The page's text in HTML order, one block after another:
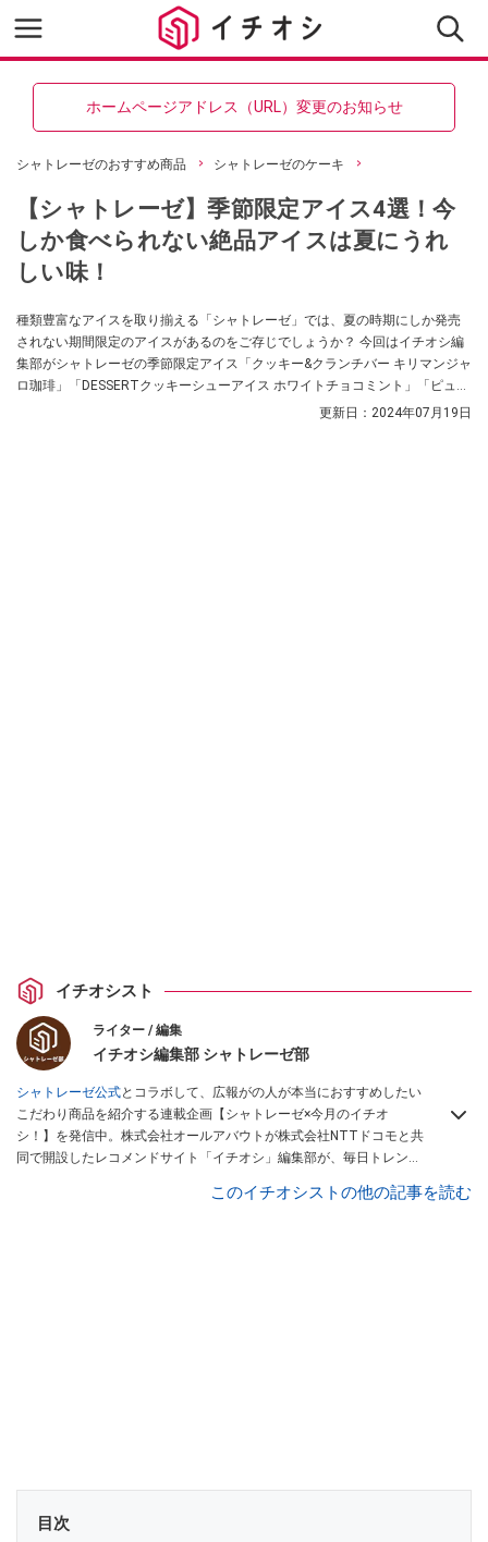
ホームページアドレス（URL）変更のお知らせ
シャトレーゼのおすすめ商品 シャトレーゼのケーキ
【シャトレーゼ】季節限定アイス4選！今
しか食べられない絶品アイスは夏にうれ
しい味！
種類豊富なアイスを取り揃える「シャトレーゼ」では、夏の時期にしか発売
されない期間限定のアイスがあるのをご存じでしょうか？ 今回はイチオシ編
集部がシャトレーゼの季節限定アイス「クッキー&クランチバー キリマンジャ
ロ珈琲」「DESSERTクッキーシューアイス ホワイトチョコミント」「ピュル
テ 瀬戸内レモン＆ ホワイトチョコ レモンチップ入り」「キャンディーチョコ
更新日： 2024年07月19日
イチオシスト
ライター / 編集
イチオシ編集部 シャトレーゼ部
シャトレーゼ公式とコラボして、広報がの人が本当におすすめしたい
こだわり商品を紹介する連載企画【シャトレーゼ×今月のイチオ
シ！】を発信中。株式会社オールアバウトが株式会社NTTドコモと共
同で開設したレコメンドサイト「イチオシ」編集部が、毎日トレンド
このイチオシストの他の記事を読む
目次